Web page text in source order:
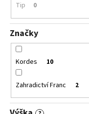
Tip 0
Značky
Kordes 10
Zahradictví Franc 2